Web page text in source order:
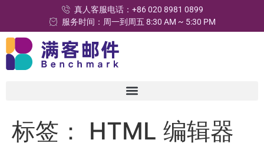
真人客服电话：+86 020 8981 0899
服务时间：周一到周五 8:30 AM ~ 5:30 PM
标签： HTML 编辑器